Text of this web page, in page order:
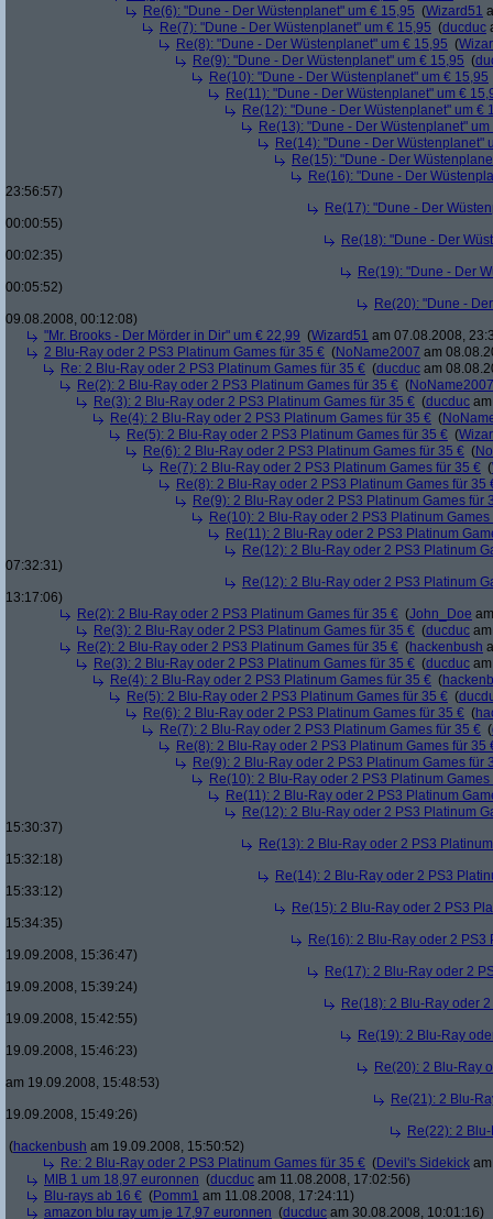
Re(6): "Dune - Der Wüstenplanet" um € 15,95 (Wizard51
Re(7): "Dune - Der Wüstenplanet" um € 15,95 (ducduc
Re(8): "Dune - Der Wüstenplanet" um € 15,95 (
Re(9): "Dune - Der Wüstenplanet" um € 15,95 (
Re(10): "Dune - Der Wüstenplanet" um € 15,95
Re(11): "Dune - Der Wüstenplanet" um €
Re(12): "Dune - Der Wüstenplanet" um €
Re(13): "Dune - Der Wüstenplanet"
Re(14): "Dune - Der Wüstenplanet"
Re(15): "Dune - Der
Re(16): "Dune - Der
23:56:57)
Re(17): "Dune - Der
00:00:55)
Re(18): "Dune - Der
00:02:35)
Re(19): "Dune - Der
00:05:52)
Re(20): "Dune -
09.08.2008, 00:12:08)
"Mr. Brooks - Der Mörder in Dir" um € 22,99 (Wizard51 am 07.08.2008,
2 Blu-Ray oder 2 PS3 Platinum Games für 35 € (NoName2007 am
Re: 2 Blu-Ray oder 2 PS3 Platinum Games für 35 € (ducduc am
Re(2): 2 Blu-Ray oder 2 PS3 Platinum Games für 35 € (NoName2007
Re(3): 2 Blu-Ray oder 2 PS3 Platinum Games für 35 € (ducduc
Re(4): 2 Blu-Ray oder 2 PS3 Platinum Games für 35 € (
Re(5): 2 Blu-Ray oder 2 PS3 Platinum Games für 35 € (
Re(6): 2 Blu-Ray oder 2 PS3 Platinum Games für 35 € (
Re(7): 2 Blu-Ray oder 2 PS3 Platinum Games für 35 € (
Re(8): 2 Blu-Ray oder 2 PS3 Platinum Games für 35
Re(9): 2 Blu-Ray oder 2 PS3 Platinum Games für
Re(10): 2 Blu-Ray oder 2 PS3 Platinum Games
Re(11): 2 Blu-Ray oder 2 PS3 Platinum
Re(12): 2 Blu-Ray oder 2 PS3 Platinum
07:32:31)
Re(12): 2 Blu-Ray oder 2 PS3 Platinum
13:17:06)
Re(2): 2 Blu-Ray oder 2 PS3 Platinum Games für 35 € (John_Doe
Re(3): 2 Blu-Ray oder 2 PS3 Platinum Games für 35 € (ducduc
Re(2): 2 Blu-Ray oder 2 PS3 Platinum Games für 35 € (hackenbush
Re(3): 2 Blu-Ray oder 2 PS3 Platinum Games für 35 € (ducduc
Re(4): 2 Blu-Ray oder 2 PS3 Platinum Games für 35 € (
Re(5): 2 Blu-Ray oder 2 PS3 Platinum Games für 35 € (
Re(6): 2 Blu-Ray oder 2 PS3 Platinum Games für 35 € (
Re(7): 2 Blu-Ray oder 2 PS3 Platinum Games für 35 € (
Re(8): 2 Blu-Ray oder 2 PS3 Platinum Games für 35
Re(9): 2 Blu-Ray oder 2 PS3 Platinum Games für
Re(10): 2 Blu-Ray oder 2 PS3 Platinum Games
Re(11): 2 Blu-Ray oder 2 PS3 Platinum
Re(12): 2 Blu-Ray oder 2 PS3 Platinum
15:30:37)
Re(13): 2 Blu-Ray oder 2 PS3
15:32:18)
Re(14): 2 Blu-Ray oder 2 PS3
15:33:12)
Re(15): 2 Blu-Ray oder 2 PS3
15:34:35)
Re(16): 2 Blu-Ray oder 2 PS3
19.09.2008, 15:36:47)
Re(17): 2 Blu-Ray oder 2
19.09.2008, 15:39:24)
Re(18): 2 Blu-Ray oder
19.09.2008, 15:42:55)
Re(19): 2 Blu-Ray
19.09.2008, 15:46:23)
Re(20): 2 Blu-Ray
am 19.09.2008, 15:48:53)
Re(21): 2 Blu-
19.09.2008, 15:49:26)
Re(22): 2
(hackenbush am 19.09.2008, 15:50:52)
Re: 2 Blu-Ray oder 2 PS3 Platinum Games für 35 € (Devil's Sidekick
MIB 1 um 18,97 euronnen (ducduc am 11.08.2008, 17:02:56)
Blu-rays ab 16 € (Pomm1 am 11.08.2008, 17:24:11)
amazon blu ray um je 17,97 euronnen (ducduc am 30.08.2008, 10:01:16)